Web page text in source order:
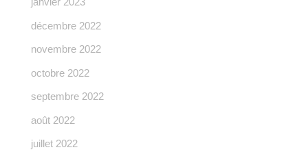
décembre 2022
novembre 2022
octobre 2022
septembre 2022
août 2022
juillet 2022